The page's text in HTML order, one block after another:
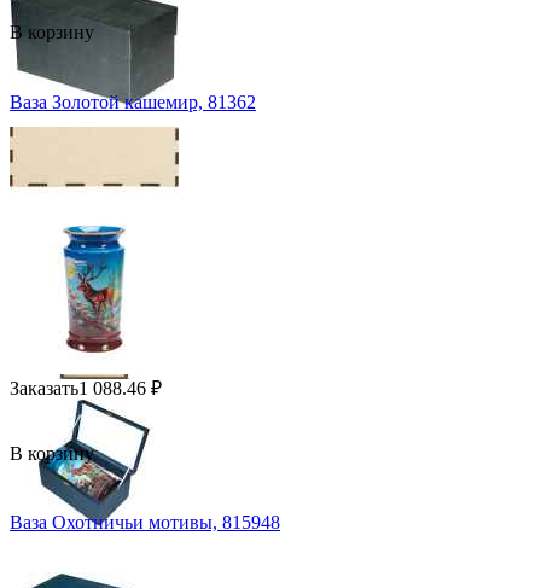
В корзину
Ваза Золотой кашемир, 81362
Заказать1 088.46 ₽
В корзину
Ваза Охотничьи мотивы, 815948